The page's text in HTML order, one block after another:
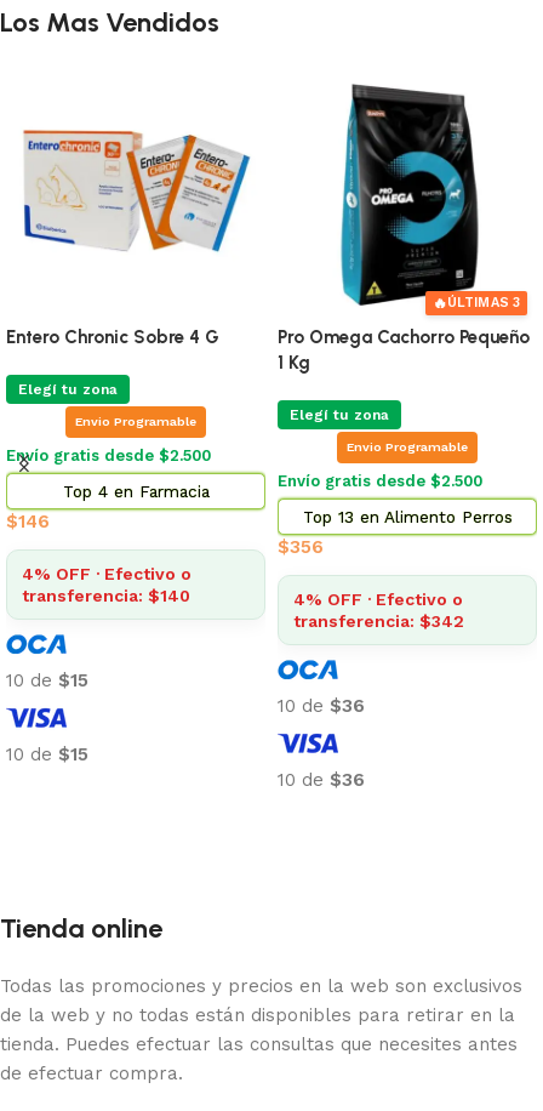
Los Mas Vendidos
Entero Chronic Sobre 4 G
Elegí tu zona
Envio Programable
Envío gratis desde $2.500
Top 4 en Farmacia
$146
4% OFF · Efectivo o
transferencia: $140
10 de $15
10 de $15
🔥ÚLTIMAS 3
Pro Omega Cachorro Pequeño
1 Kg
Elegí tu zona
Envio Programable
Envío gratis desde $2.500
Top 13 en Alimento Perros
$356
4% OFF · Efectivo o
transferencia: $342
10 de $36
10 de $36
Tienda online
Todas las promociones y precios en la web son exclusivos
de la web y no todas están disponibles para retirar en la
tienda. Puedes efectuar las consultas que necesites antes
de efectuar compra.